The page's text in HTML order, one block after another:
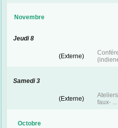
Novembre
Jeudi 8
(Externe)
Samedi 3
(Externe)
faux- ...
Octobre